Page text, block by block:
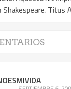
Shakespeare. Titus